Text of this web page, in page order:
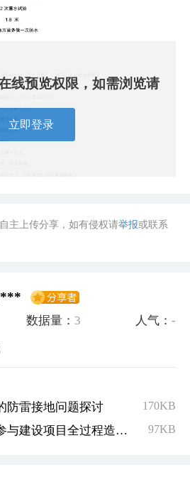
线预览权限，如需浏览请
立即登录
主上传分享，如有侵权请举报或联系
数据量： 3 人气： -
防雷接地问题探讨 170KB
论造价咨询单位如何参与建设项目全过程造价管理 97KB